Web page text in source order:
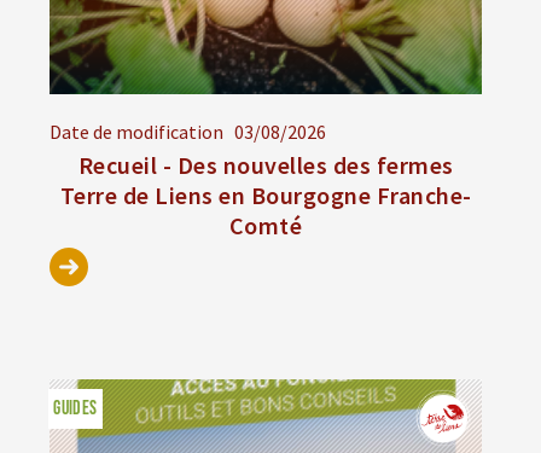
Date de modification 03/08/2026
Recueil - Des nouvelles des fermes
Terre de Liens en Bourgogne Franche-
Comté
GUIDES